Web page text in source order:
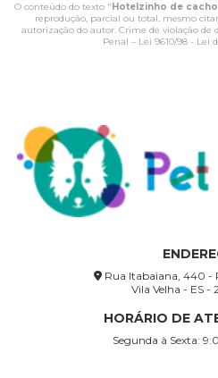
O conteúdo do texto " Hotelzinho de
reprodução, parcial ou total, mesmo
autorização do autor. Crime de violação de
Penal – Lei 9610/98 - Lei
Rua Itabaiana, 440 -
Vila Velha - ES -
HORÁRIO DE
Segunda à Sexta: